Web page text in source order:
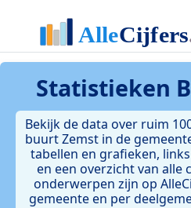
Statistieken
Bekijk de data over ruim
buurt Zemst in de
tabellen en grafieken,
en een overzicht van alle
onderwerpen zijn op
gemeente en per